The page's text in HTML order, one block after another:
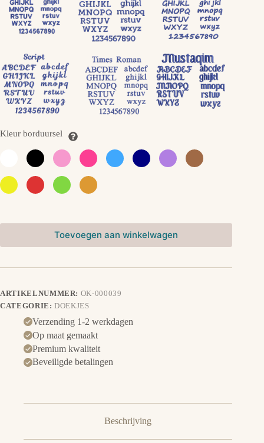
Kleur borduursel
Toevoegen aan winkelwagen
ARTIKELNUMMER: OK-000039
CATEGORIE:DOEKJES
Verzending 1-2 werkdagen
Op maat gemaakt
Premium kwaliteit
Beveiligde betalingen
Beschrijving